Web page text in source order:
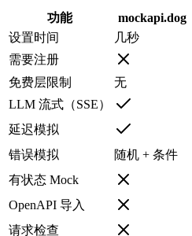
功能 mockapi.dog
设置时间
几秒
需要注册
免费层限制
无
LLM 流式（SSE）
延迟模拟
错误模拟
随机 + 条件
有状态 Mock
OpenAPI 导入
请求检查